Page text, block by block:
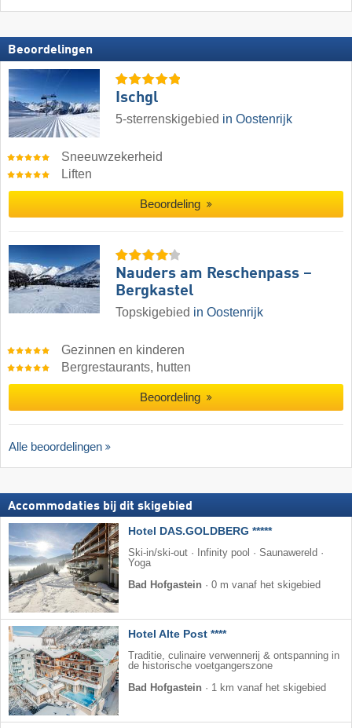
Beoordelingen
Ischgl
5-sterrenskigebied in Oostenrijk
Sneeuwzekerheid
Liften
Beoordeling
Nauders am Reschenpass –
Bergkastel
Topskigebied in Oostenrijk
Gezinnen en kinderen
Bergrestaurants, hutten
Beoordeling
Alle beoordelingen
Accommodaties bij dit skigebied
Hotel DAS.GOLDBERG *****
Ski-in/ski-out · Infinity pool · Saunawereld ·
Yoga
Bad Hofgastein · 0 m vanaf het skigebied
Hotel Alte Post ****
Traditie, culinaire verwennerij & ontspanning in
de historische voetgangerszone
Bad Hofgastein · 1 km vanaf het skigebied